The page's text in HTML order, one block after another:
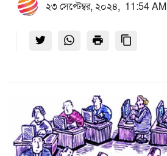
২৩ সেপ্টেম্বর, ২০২৪, 11:54 AM